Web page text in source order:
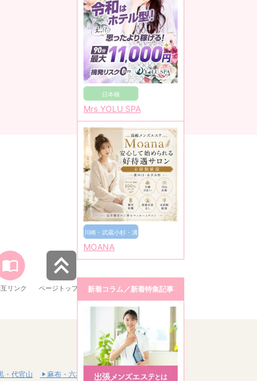
日本橋
Mrs YOLU SPA
川崎・武蔵小杉・溝
の口
MOANA
新着コラム／新着特集記事
リンク ページトップへ
・代官山
麻布・六本木・赤坂